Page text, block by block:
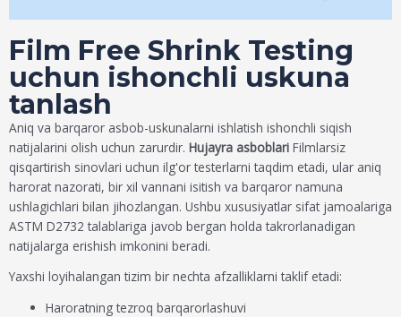
Film Free Shrink Testing
uchun ishonchli uskuna
tanlash
Aniq va barqaror asbob-uskunalarni ishlatish ishonchli siqish
natijalarini olish uchun zarurdir. Hujayra asboblari Filmlarsiz
qisqartirish sinovlari uchun ilg'or testerlarni taqdim etadi, ular aniq
harorat nazorati, bir xil vannani isitish va barqaror namuna
ushlagichlari bilan jihozlangan. Ushbu xususiyatlar sifat jamoalariga
ASTM D2732 talablariga javob bergan holda takrorlanadigan
natijalarga erishish imkonini beradi.
Yaxshi loyihalangan tizim bir nechta afzalliklarni taklif etadi:
Haroratning tezroq barqarorlashuvi